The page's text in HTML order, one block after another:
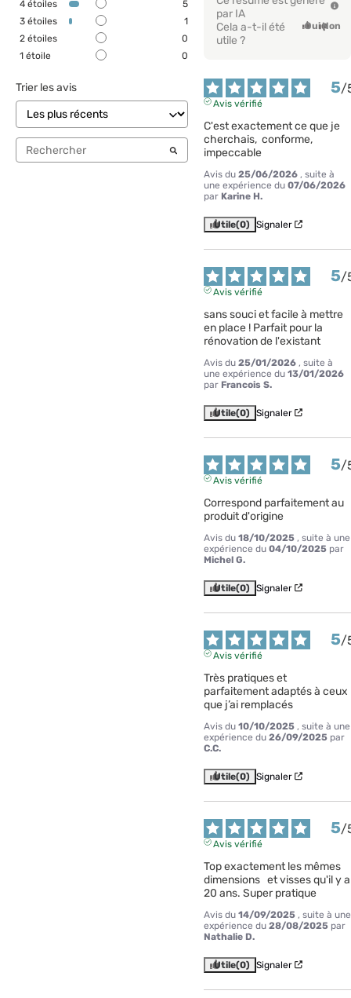
4 étoiles
5
3 étoiles
1
2 étoiles
0
1 étoile 0
Trier les avis
par IA
Cela a-t-il été
utile ?
OuiNon
5/
Avis vérifié
C'est exactement ce que je
cherchais,  conforme,
impeccable
Avis du 25/06/2026 , suite à
une expérience du 07/06/2026
par Karine H.
Utile(0) Signaler
5/
Avis vérifié
sans souci et facile à mettre
en place ! Parfait pour la
rénovation de l'existant
Avis du 25/01/2026 , suite à
une expérience du 13/01/2026
par Francois S.
Utile(0) Signaler
5/
Avis vérifié
Correspond parfaitement au
produit d'origine
Avis du 18/10/2025 , suite à une
expérience du 04/10/2025 par
Michel G.
Utile(0) Signaler
5/
Avis vérifié
Très pratiques et
parfaitement adaptés à ceux
que j’ai remplacés
Avis du 10/10/2025 , suite à une
expérience du 26/09/2025 par
C.C.
Utile(0) Signaler
5/
Avis vérifié
Top exactement les mêmes
dimensions   et visses qu'il y a
20 ans. Super pratique
Avis du 14/09/2025 , suite à une
expérience du 28/08/2025 par
Nathalie D.
Utile(0) Signaler